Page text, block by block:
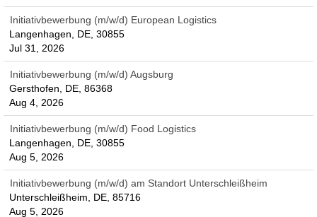
Initiativbewerbung (m/w/d) European Logistics
Langenhagen, DE, 30855
Jul 31, 2026
Initiativbewerbung (m/w/d) Augsburg
Gersthofen, DE, 86368
Aug 4, 2026
Initiativbewerbung (m/w/d) Food Logistics
Langenhagen, DE, 30855
Aug 5, 2026
Initiativbewerbung (m/w/d) am Standort Unterschleißheim
Unterschleißheim, DE, 85716
Aug 5, 2026